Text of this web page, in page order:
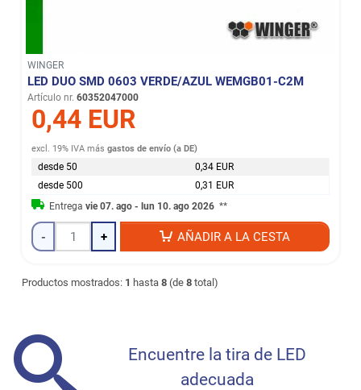
WINGER
LED DUO SMD 0603 VERDE/AZUL WEMGB01-C2M
Artículo nr. 60352047000
0,44 EUR
excl. 19% IVA másgastos de envío (a DE)
desde 50
0,34 EUR
desde 500
0,31 EUR
Entregavie 07. ago - lun 10. ago 2026 **
- + AÑADIR A LA CESTA
Productos mostrados: 1 hasta 8(de 8total)
Encuentre la tira de LED
adecuada